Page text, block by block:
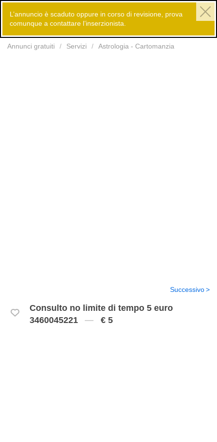
Annunci gratuiti Servizi Astrologia - Cartomanzia
L’annuncio è scaduto oppure in corso di revisione, prova
comunque a contattare l’inserzionista.
Consulto no limite di tempo 5 euro
3460045221
€ 5
Successivo